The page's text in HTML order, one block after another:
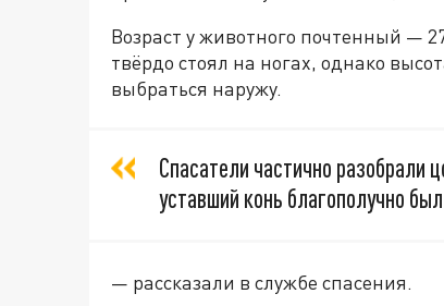
Возраст у животного почтенный —
твёрдо стоял на ногах, однако
выбраться наружу.
Спасатели частично разобрали
уставший конь благополучно
— рассказали в службе спасения.